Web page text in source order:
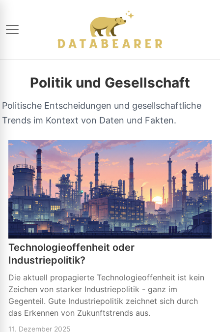
Politik und Gesellschaft
Politische Entscheidungen und gesellschaftliche
Trends im Kontext von Daten und Fakten.
Technologieoffenheit oder
Industriepolitik?
Die aktuell propagierte Technologieoffenheit ist kein
Zeichen von starker Industriepolitik - ganz im
Gegenteil. Gute Industriepolitik zeichnet sich durch
das Erkennen von Zukunftstrends aus.
11. Dezember 2025